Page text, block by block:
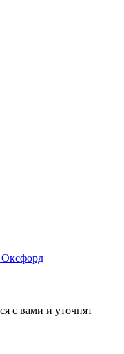
с вами и уточнят